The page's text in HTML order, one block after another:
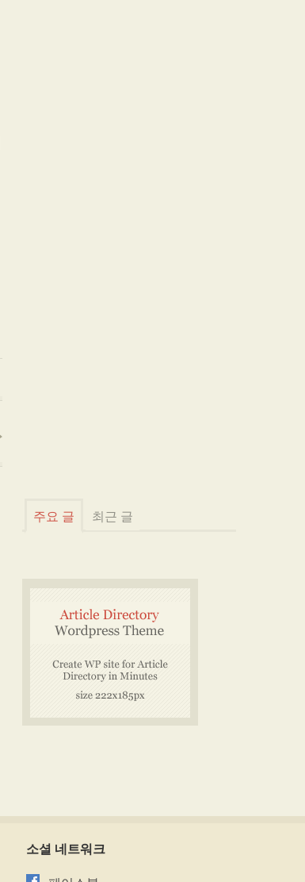
주요 글 최근 글
소셜 네트워크